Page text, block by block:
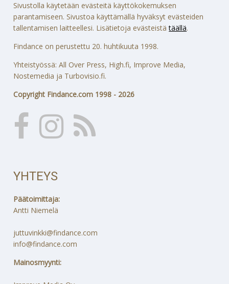
Sivustolla käytetään evästeitä käyttökokemuksen
parantamiseen. Sivustoa käyttämällä hyväksyt evästeiden
tallentamisen laitteellesi. Lisätietoja evästeistätäällä.
Findance on perustettu 20. huhtikuuta 1998.
Yhteistyössä: All Over Press, High.fi, Improve Media,
Nostemedia ja Turbovisio.fi.
Copyright Findance.com 1998 - 2026
YHTEYS
Päätoimittaja:
Antti Niemelä
juttuvinkki@findance.com
info@findance.com
Mainosmyynti: